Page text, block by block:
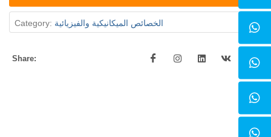
Category: الخصائص الميكانيكية والفيزيائية
Share: